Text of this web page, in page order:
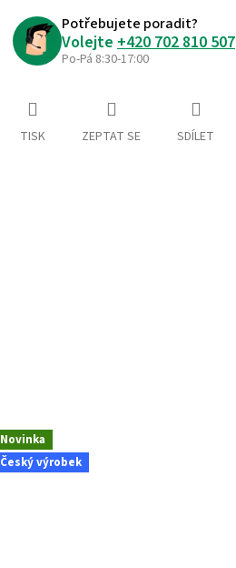
Potřebujete poradit?
Volejte +420 702 810 507
Po-Pá 8:30-17:00
TISK ZEPTAT SE SDÍLET
Novinka
Český výrobek